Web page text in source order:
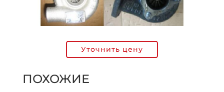
Уточнить цену
ПОХОЖИЕ